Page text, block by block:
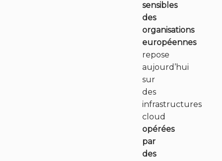
sensibles
des
organisations
européennes
repose
aujourd’hui
sur
des
infrastructures
cloud
opérées
par
des